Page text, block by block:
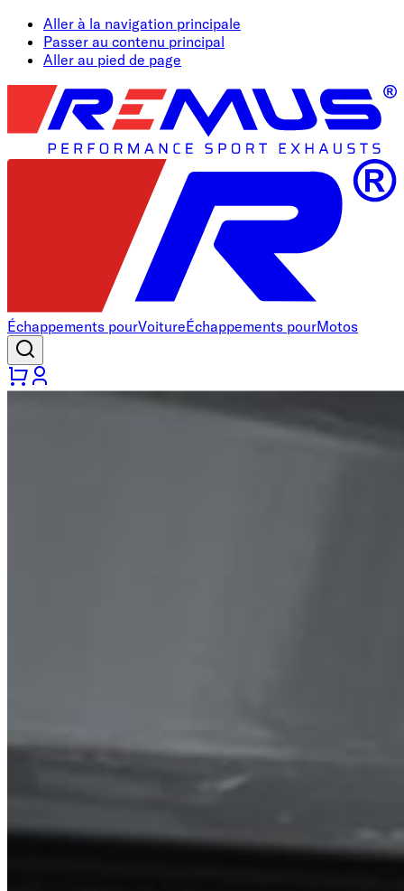
Aller à la navigation principale
Passer au contenu principal
Aller au pied de page
Échappements pourVoitureÉchappements pourMotos